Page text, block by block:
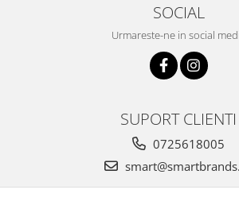
SOCIAL
Urmareste-ne in social
SUPORT CLIENTI
0725618005